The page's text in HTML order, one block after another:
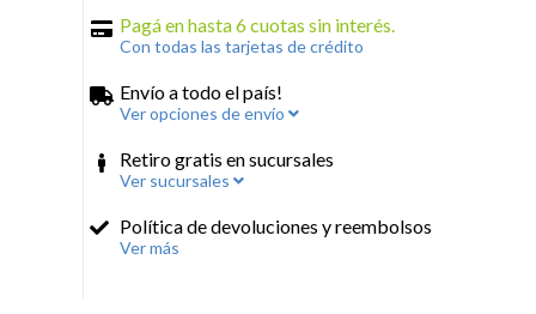
Pagá en hasta 6 cuotas sin interés.
Con todas las tarjetas de crédito
Envío a todo el país!
Ver opciones de envío
Retiro gratis en sucursales
Ver sucursales
Política de devoluciones y reembolsos
Ver más